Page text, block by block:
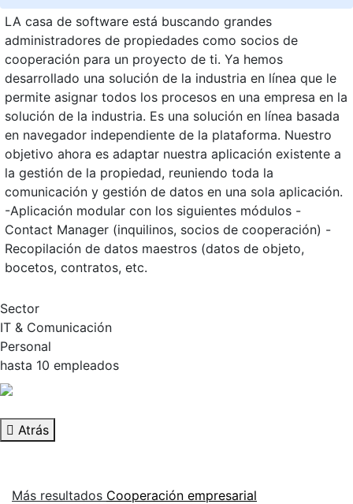
LA casa de software está buscando grandes
administradores de propiedades como socios de
cooperación para un proyecto de ti. Ya hemos
desarrollado una solución de la industria en línea que le
permite asignar todos los procesos en una empresa en la
solución de la industria. Es una solución en línea basada
en navegador independiente de la plataforma. Nuestro
objetivo ahora es adaptar nuestra aplicación existente a
la gestión de la propiedad, reuniendo toda la
comunicación y gestión de datos en una sola aplicación.
-Aplicación modular con los siguientes módulos -
Contact Manager (inquilinos, socios de cooperación) -
Recopilación de datos maestros (datos de objeto,
bocetos, contratos, etc.
Sector
IT & Comunicación
Personal
hasta 10 empleados
Atrás
Más resultados Cooperación empresarial